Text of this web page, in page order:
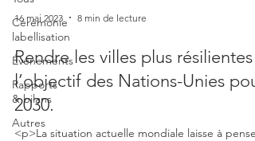
Cérémonie
labellisation
Événements
Rapports
& bilans
Autres
16 mai 2023 8 min de lecture
Rendre les villes plus résilientes :
l’objectif des Nations-Unies pour
2030.
<p>La situation actuelle mondiale laisse à penser